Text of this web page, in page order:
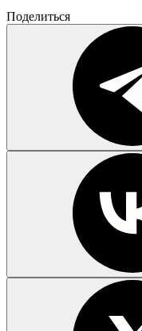
Поделиться